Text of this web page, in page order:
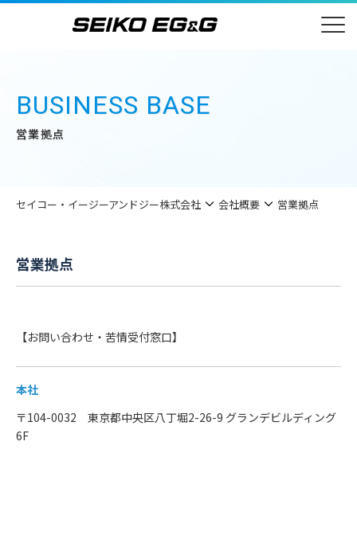
BUSINESS BASE
営業拠点
セイコー・イージーアンドジー株式会社 会社概要 営業拠点
営業拠点
【お問い合わせ・苦情受付窓口】
本社
〒104-0032 東京都中央区八丁堀2-26-9 グランデビルディング
6F